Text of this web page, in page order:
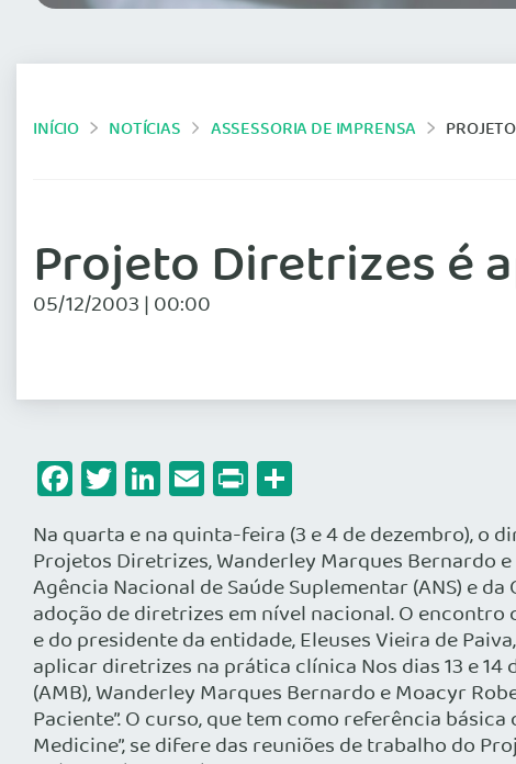
INÍCIO NOTÍCIAS ASSESSORIA DE IMPRENSA
Projeto Diretrizes é
05/12/2003 | 00:00
Facebook
Twitter
LinkedIn
Email
Print
Na quarta e na quinta-feira (3 e 4 de dezembro), o
Projetos Diretrizes, Wanderley Marques Bernardo
Agência Nacional de Saúde Suplementar (ANS) e
adoção de diretrizes em nível nacional. O
e do presidente da entidade, Eleuses Vieira de
aplicar diretrizes na prática clínica Nos dias 13 e
(AMB), Wanderley Marques Bernardo e Moacyr
Paciente”. O curso, que tem como referência
Medicine”, se difere das reuniões de trabalho do